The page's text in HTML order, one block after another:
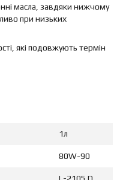
масла, завдяки нижчому
при низьких
які подовжують термін
1л
80W-90
L-2105 D